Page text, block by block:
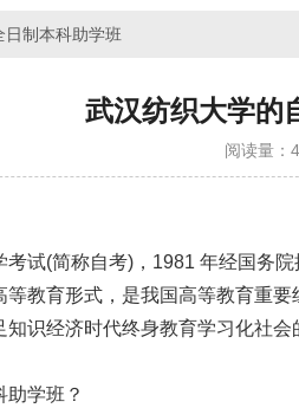
制本科助学班
武汉纺织大学的
阅读量：
考试(简称自考)，1981 年经国务
等教育形式，是我国高等教育重
知识经济时代终身教育学习化社
助学班？